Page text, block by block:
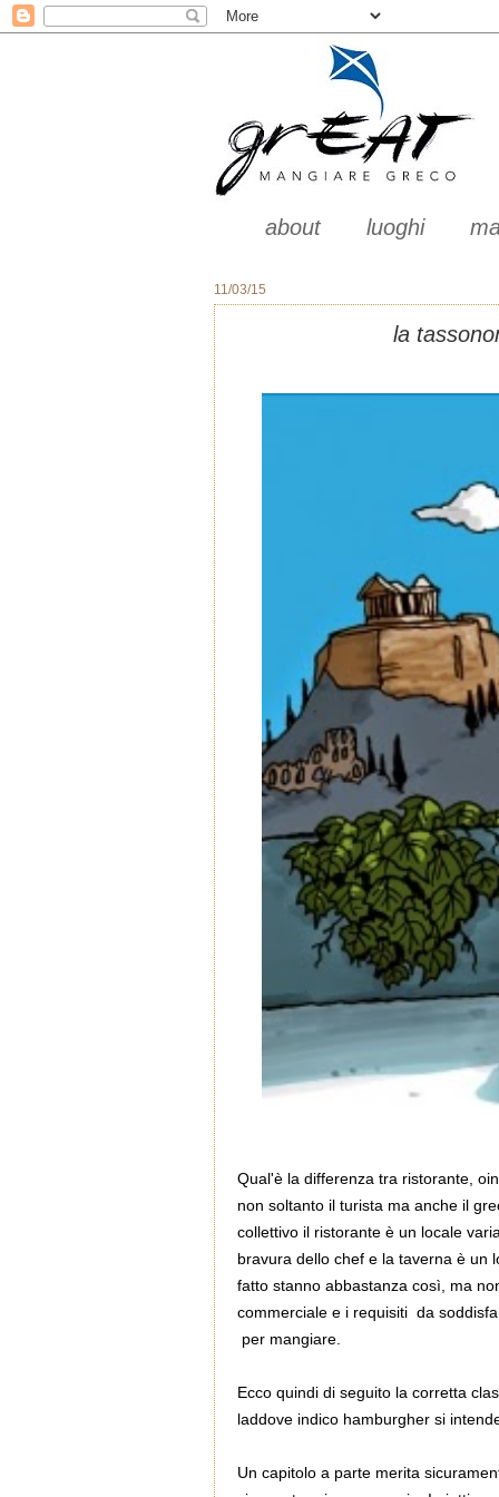
about luoghi
11/03/15
la
Qual'è la differenza tra ristorante,
non soltanto il turista ma anche il
collettivo il ristorante è un locale
bravura dello chef e la taverna è un
fatto stanno abbastanza così, ma
commerciale e i requisiti da
per mangiare.
Ecco quindi di seguito la corretta
laddove indico hamburgher si
Un capitolo a parte merita